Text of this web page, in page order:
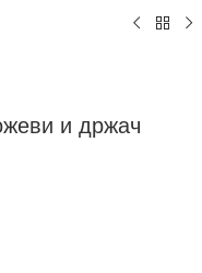
и држач